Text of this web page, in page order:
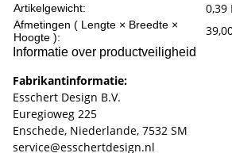
Artikelgewicht: 0,39
Afmetingen ( Lengte × Breedte ×
Hoogte ):
Informatie over productveiligheid
Fabrikantinformatie:
Esschert Design B.V.
Euregioweg 225
Enschede, Niederlande, 7532 SM
service@esschertdesign.nl